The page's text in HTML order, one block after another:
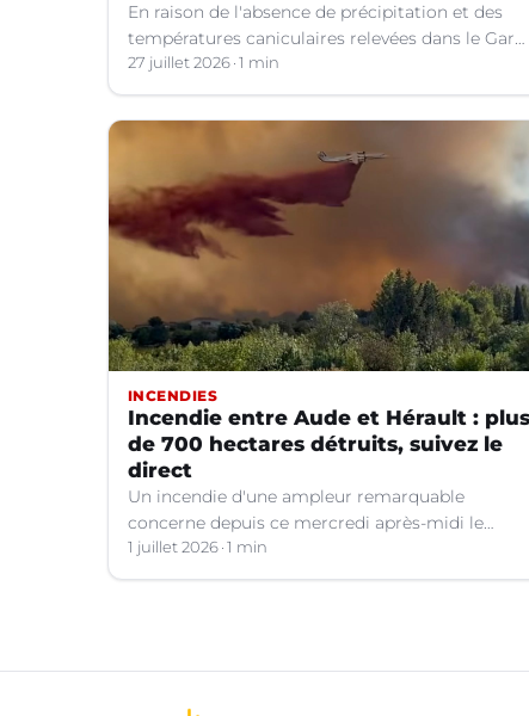
En raison de l'absence de précipitation et des
températures caniculaires relevées dans le Gard
depuis le 1er juillet, la situation hydrologique du
département s'aggrave.
27 juillet 2026 1 min
INCENDIES
Incendie entre Aude et Hérault : plus
de 700 hectares détruits, suivez le
direct
Un incendie d'une ampleur remarquable
concerne depuis ce mercredi après-midi le
Minervois aux confins de l'Aude et de l'Hérault.
1 juillet 2026 1 min